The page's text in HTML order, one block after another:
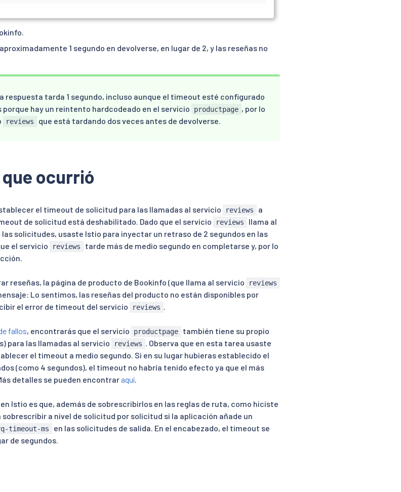
1 segundo en devolverse, en lugar de 2, y las reseñas no
respuesta tarda 1 segundo, incluso aunque el timeout esté configurado
porque hay un reintento hardcodeado en el servicio
productpage , por lo
reviews que está tardando dos veces antes de devolverse.
ocurrió
el timeout de solicitud para las llamadas al servicio reviews
a
de solicitud está deshabilitado. Dado que el servicio
reviews
llama al
las solicitudes, usaste Istio para inyectar un retraso de 2 segundos en las
el servicio reviews
tarde más de medio segundo en completarse y, por lo
reseñas, la página de producto de Bookinfo (que llama al servicio reviews
Lo sentimos, las reseñas del producto no están disponibles por
el error de timeout del servicio
reviews .
fallos, encontrarás que el servicio productpage
también tiene su propio
para las llamadas al servicio
reviews . Observa que en esta tarea usaste
el timeout a medio segundo. Si en su lugar hubieras establecido el
(como 4 segundos), el timeout no habría tenido efecto ya que el más
detalles se pueden encontrar aquí.
Istio es que, además de sobrescribirlos en las reglas de ruta, como hiciste
a nivel de solicitud por solicitud si la aplicación añade un
timeout-ms
en las solicitudes de salida. En el encabezado, el timeout se
de segundos.